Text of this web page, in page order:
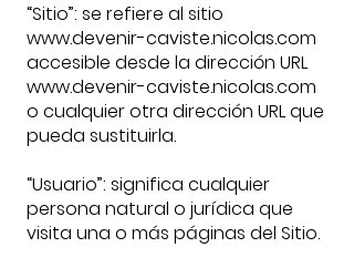
“Sitio”: se refiere al sitio
www.devenir-caviste.nicolas.com
accesible desde la dirección URL
www.devenir-caviste.nicolas.com
o cualquier otra dirección URL que
pueda sustituirla.
“Usuario”: significa cualquier
persona natural o jurídica que
visita una o más páginas del Sitio.